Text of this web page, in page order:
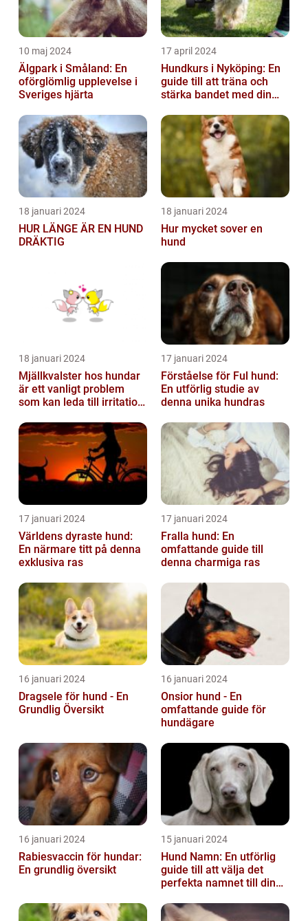
10 maj 2024
Älgpark i Småland: En
oförglömlig upplevelse i
Sveriges hjärta
17 april 2024
Hundkurs i Nyköping: En
guide till att träna och
stärka bandet med din
18 januari 2024
HUR LÄNGE ÄR EN HUND
DRÄKTIG
18 januari 2024
Hur mycket sover en
hund
18 januari 2024
Mjällkvalster hos hundar
är ett vanligt problem
som kan leda till irritation
hun...
17 januari 2024
Förståelse för Ful hund:
En utförlig studie av
denna unika hundras
17 januari 2024
Världens dyraste hund:
En närmare titt på denna
exklusiva ras
17 januari 2024
Fralla hund: En
omfattande guide till
denna charmiga ras
16 januari 2024
Dragsele för hund - En
Grundlig Översikt
16 januari 2024
Onsior hund - En
omfattande guide för
hundägare
16 januari 2024
Rabiesvaccin för hundar:
En grundlig översikt
15 januari 2024
Hund Namn: En utförlig
guide till att välja det
perfekta namnet till din